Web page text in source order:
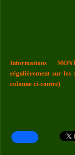
Informations
régulièrement sur les
colonne ci-contre)